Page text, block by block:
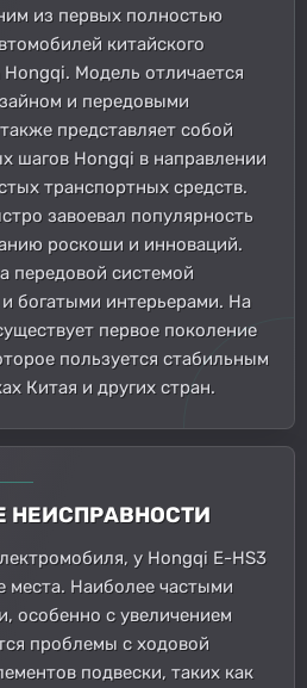
из первых полностью
китайского
Модель отличается
и передовыми
представляет собой
шагов Hongqi в направлении
транспортных средств.
завоевал популярность
роскоши и инноваций.
передовой системой
богатыми интерьерами. На
первое поколение
пользуется стабильным
Китая и других стран.
НЕИСПРАВНОСТИ
у Hongqi E-HS3
места. Наиболее частыми
особенно с увеличением
проблемы с ходовой
подвески, таких как